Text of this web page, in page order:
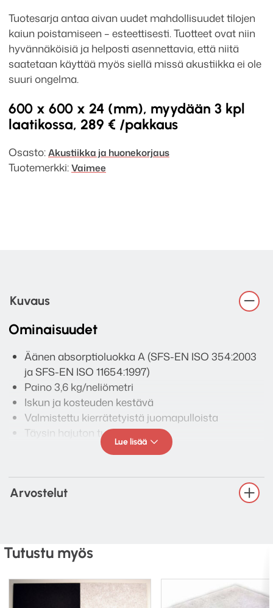
kpl
määrä
Tuotesarja antaa aivan uudet mahdollisuudet tilojen
kaiun poistamiseen – esteettisesti. Tuotteet ovat niin
hyvännäköisiä ja helposti asennettavia, että niitä
saatetaan käyttää myös siellä missä akustiikka ei ole
suuri ongelma.
600 x 600 x 24 (mm), myydään 3 kpl
laatikossa, 289 € /pakkaus
Osasto:Akustiikka ja huonekorjaus
Tuotemerkki:Vaimee
Kuvaus
Ominaisuudet
Äänen absorptioluokka A (SFS-EN ISO 354:2003
ja SFS-EN ISO 11654:1997)
Paino 3,6 kg/neliömetri
Iskun ja kosteuden kestävä
Valmistettu kierrätetyistä juomapulloista
Täysin hajuton tuote
Voidaan leikata veitsellä tai sahalla
Kiinnitys liimalla, kaksipuolisella teipillä, ruuveilla
tai ripustusjärjestelmällä
2440 x 1220 x 24 (mm), myydään yksittäin, 590 €
/kpl
600 x 600 x 24 (mm), myydään yksittäin, 99 € /kpl
Lue lisää
Arvostelut
Tutustu myös